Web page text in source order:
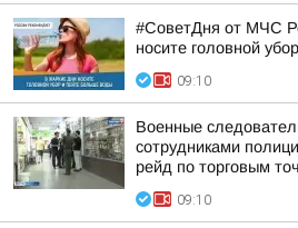
#СоветДня от МЧС
носите головной
09:10
Военные
сотрудниками
рейд по торговым
09:10